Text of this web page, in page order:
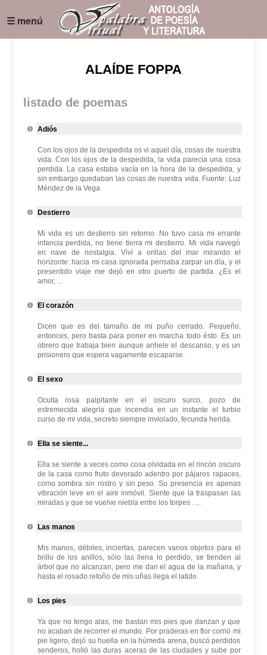
☰ menú
ALAÍDE FOPPA
listado de poemas
Adiós
Con los ojos de la despedida os vi aquel día, cosas de nuestra
vida. Con los ojos de la despedida, la vida parecía una cosa
perdida. La casa estaba vacía en la hora de la despedida, y
sin embargo quedaban las cosas de nuestra vida. Fuente: Luz
Méndez de la Vega
Destierro
Mi vida es un destierro sin retorno. No tuvo casa mi errante
infancia perdida, no tiene tierra mi destierro. Mi vida navegó
en nave de nostalgia. Viví a orillas del mar mirando el
horizonte: hacia mi casa ignorada pensaba zarpar un día, y el
presentido viaje me dejó en otro puerto de partida. ¿Es el
amor, ...
El corazón
Dicen que es del tamaño de mi puño cerrado. Pequeño,
entonces, pero basta para poner en marcha todo ésto. Es un
obrero que trabaja bien aunque anhele el descanso, y es un
prisionero que espera vagamente escaparse.
El sexo
Oculta rosa palpitante en el oscuro surco, pozo de
estremecida alegría que incendia en un instante el turbio
curso de mi vida, secreto siempre inviolado, fecunda herida.
Ella se siente...
Ella se siente a veces como cosa olvidada en el rincón oscuro
de la casa como fruto devorado adentro por pájaros rapaces,
como sombra sin rostro y sin peso. Su presencia es apenas
vibración leve en el aire inmóvil. Siente que la traspasan las
miradas y que se vuelve niebla entre los torpes . ...
Las manos
Mis manos, débiles, inciertas, parecen vanos objetos para el
brillo de los anillos, sólo las llena lo perdido, se tienden al
árbol que no alcanzan, pero me dan el agua de la mañana, y
hasta el rosado retoño de mis uñas llega el latido.
Los pies
Ya que no tengo alas, me bastan mis pies que danzan y que
no acaban de recorrer el mundo. Por praderas en flor corrió mi
pie ligero, dejó su huella en la húmeda arena, buscó perdidos
senderos, holló las duras aceras de las ciudades y sube por